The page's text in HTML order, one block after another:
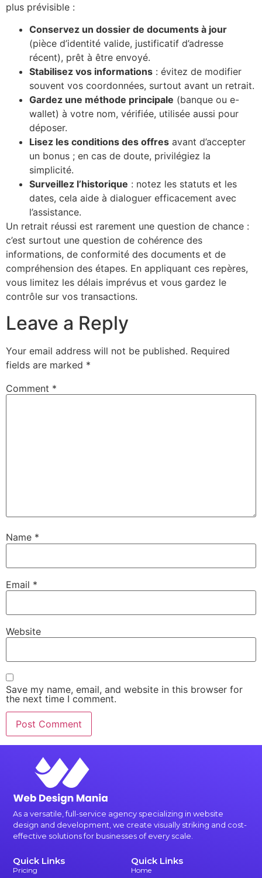
plus prévisible :
Conservez un dossier de documents à jour
(pièce d’identité valide, justificatif d’adresse
récent), prêt à être envoyé.
Stabilisez vos informations : évitez de modifier
souvent vos coordonnées, surtout avant un retrait.
Gardez une méthode principale (banque ou e-
wallet) à votre nom, vérifiée, utilisée aussi pour
déposer.
Lisez les conditions des offres avant d’accepter
un bonus ; en cas de doute, privilégiez la
simplicité.
Surveillez l’historique : notez les statuts et les
dates, cela aide à dialoguer efficacement avec
l’assistance.
Un retrait réussi est rarement une question de chance :
c’est surtout une question de cohérence des
informations, de conformité des documents et de
compréhension des étapes. En appliquant ces repères,
vous limitez les délais imprévus et vous gardez le
contrôle sur vos transactions.
Leave a Reply
Your email address will not be published. Required
fields are marked *
Comment *
Name *
Email *
Website
Save my name, email, and website in this browser for
the next time I comment.
As a versatile, full-service agency specializing in website
design and development, we create visually striking and cost-
effective solutions for businesses of every scale.
Quick Links
Home
Quick Links
Pricing